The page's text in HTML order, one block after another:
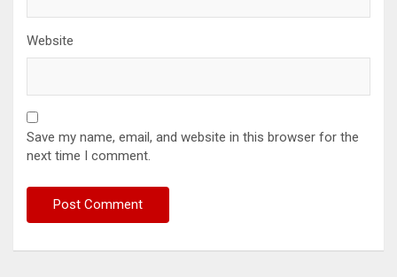
Website
Save my name, email, and website in this browser for the
next time I comment.